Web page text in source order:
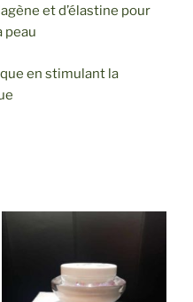
et d’élastine pour
peau
en stimulant la